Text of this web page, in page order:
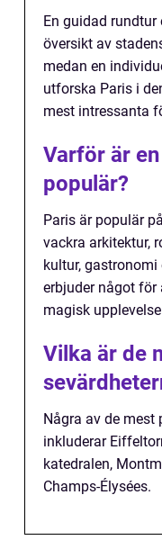
En guidad rundtur
översikt av
medan en
utforska Paris i
mest intressanta
Varför är
populär?
Paris är populär
vackra arkitektur,
kultur,
erbjuder något för
magisk
Vilka är de
Några av de mest
inkluderar
katedralen,
Champs-Élysées.